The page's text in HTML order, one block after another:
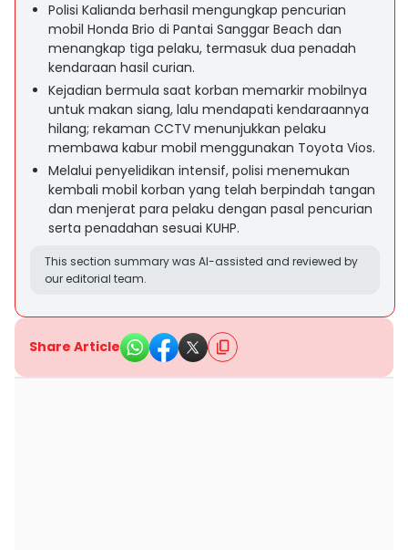
Polisi Kalianda berhasil mengungkap pencurian
mobil Honda Brio di Pantai Sanggar Beach dan
menangkap tiga pelaku, termasuk dua penadah
kendaraan hasil curian.
Kejadian bermula saat korban memarkir mobilnya
untuk makan siang, lalu mendapati kendaraannya
hilang; rekaman CCTV menunjukkan pelaku
membawa kabur mobil menggunakan Toyota Vios.
Melalui penyelidikan intensif, polisi menemukan
kembali mobil korban yang telah berpindah tangan
dan menjerat para pelaku dengan pasal pencurian
serta penadahan sesuai KUHP.
This section summary was AI-assisted and reviewed by
our editorial team.
Share Article